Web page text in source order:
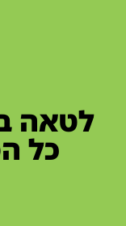
לטאה
כל